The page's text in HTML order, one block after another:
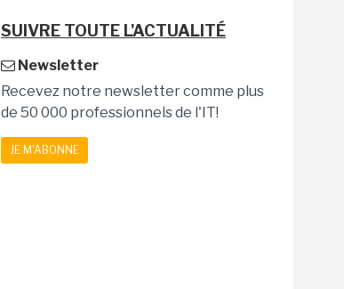
SUIVRE TOUTE L'ACTUALITÉ
Newsletter
Recevez notre newsletter comme plus
de 50 000 professionnels de l'IT!
JE M'ABONNE